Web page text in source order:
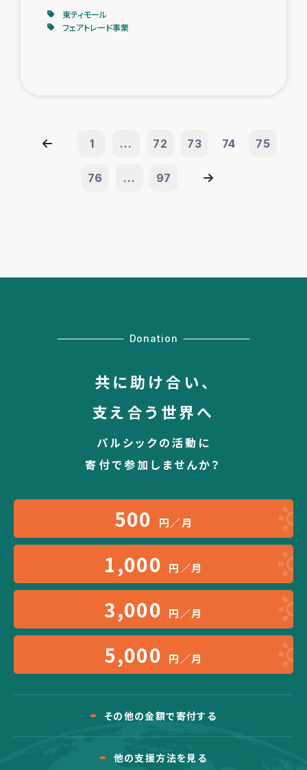
東ティモール
フェアトレード事業
1 ... 72 73 74 75
76 ... 97
Donation
共に助け合い、
支え合う世界へ
パルシックの活動に
寄付で参加しませんか？
500 円／月
1,000 円／月
3,000 円／月
5,000 円／月
その他の金額で寄付する
他の支援方法を見る